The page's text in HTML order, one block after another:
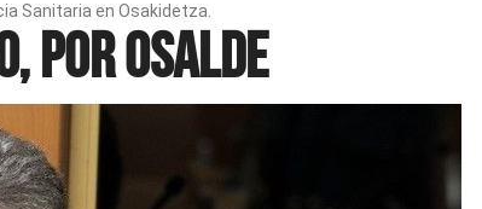
Sanitaria en Osakidetza.
por Osalde